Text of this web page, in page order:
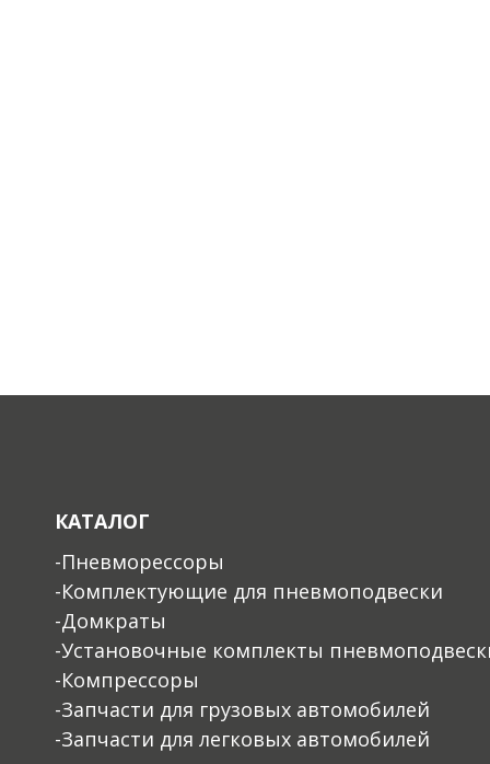
КАТАЛОГ
-Пневморессоры
-Комплектующие для пневмоподвески
-Домкраты
-Установочные комплекты
-Компрессоры
-Запчасти для грузовых автомобилей
-Запчасти для легковых автомобилей